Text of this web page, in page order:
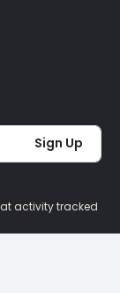
Sign Up
activity tracked